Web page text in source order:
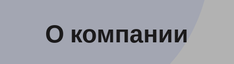
О компании